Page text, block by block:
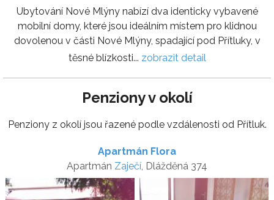
Ubytování Nové Mlýny nabízí dva identicky vybavené
mobilní domy, které jsou ideálním místem pro klidnou
dovolenou v části Nové Mlýny, spadající pod Přítluky, v
těsné blízkosti... zobrazit detail
Penziony v okolí
Penziony z okolí jsou řazené podle vzdálenosti od Přítluk.
Apartmán Flora
Apartmán Zaječí, Dlážděná 374